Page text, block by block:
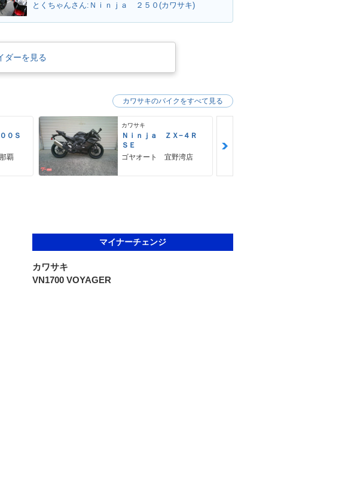
とくちゃんさん:Ｎｉｎｊａ ２５０(カワサキ)
ダーを見る
０Ｓ
覇
カワサキ
Ｎｉｎｊａ ＺＸ−４Ｒ
ＳＥ
ゴヤオート 宜野湾店
カワサキのバイクをすべて見る
マイナーチェンジ
カワサキ
VN1700 VOYAGER